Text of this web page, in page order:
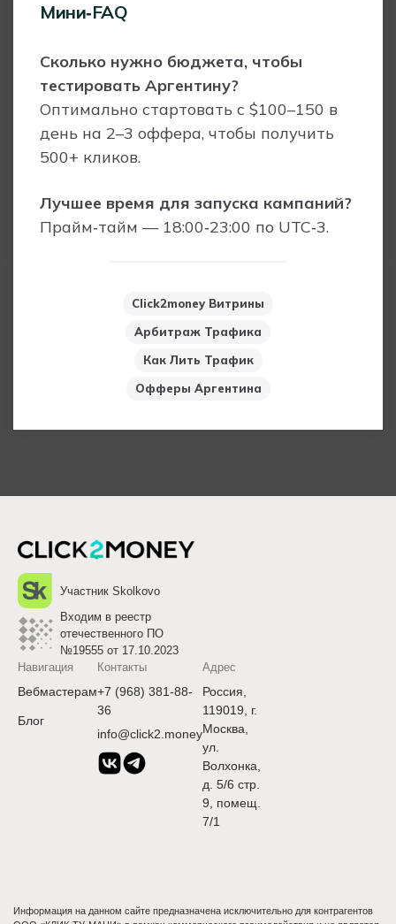
Мини‑FAQ
Сколько нужно бюджета, чтобы
тестировать Аргентину?
Оптимально стартовать с $100–150 в
день на 2–3 оффера, чтобы получить
500+ кликов.
Лучшее время для запуска кампаний?
Прайм‑тайм — 18:00‑23:00 по UTC‑3.
Click2money Витрины
Арбитраж Трафика
Как Лить Трафик
Офферы Аргентина
Участник Skolkovo
Входим в реестр
отечественного ПО
№19555 от 17.10.2023
Навигация
Вебмастерам
Блог
Контакты
+7 (968) 381-88-
36
info@click2.money
Адрес
Россия,
119019, г.
Москва,
ул.
Волхонка,
д. 5/6 стр.
9, помещ.
7/1
Информация на данном сайте предназначена исключительно для контрагентов